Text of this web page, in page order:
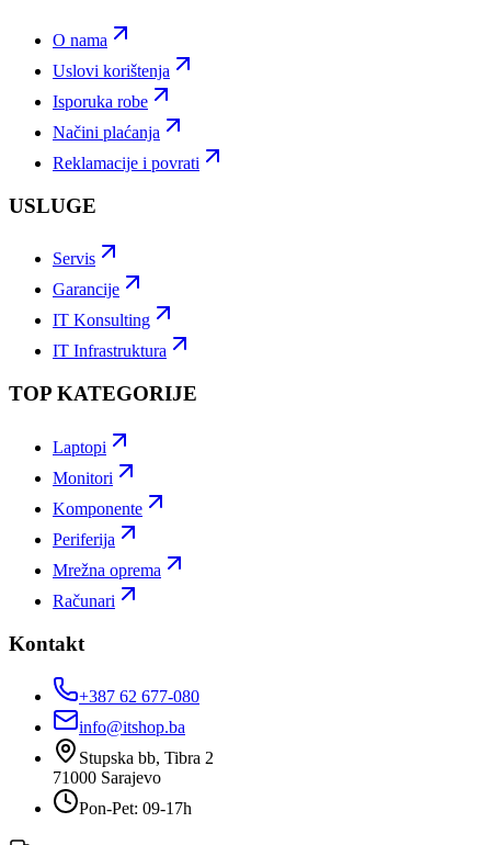
O nama
Uslovi korištenja
Isporuka robe
Načini plaćanja
Reklamacije i povrati
USLUGE
Servis
Garancije
IT Konsulting
IT Infrastruktura
TOP KATEGORIJE
Laptopi
Monitori
Komponente
Periferija
Mrežna oprema
Računari
Kontakt
+387 62 677-080
info@itshop.ba
Stupska bb, Tibra 2
71000 Sarajevo
Pon-Pet: 09-17h